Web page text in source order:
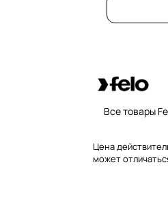
Все товары
Цена
может